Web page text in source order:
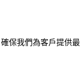
保我們為客戶提供最